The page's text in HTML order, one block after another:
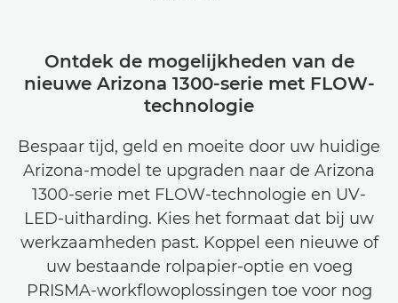
Vergelijking van modellen
Ontdek de mogelijkheden van de
nieuwe Arizona 1300-serie met FLOW-
technologie
Bespaar tijd, geld en moeite door uw huidige
Arizona-model te upgraden naar de Arizona
1300-serie met FLOW-technologie en UV-
LED-uitharding. Kies het formaat dat bij uw
werkzaamheden past. Koppel een nieuwe of
uw bestaande rolpapier-optie en voeg
PRISMA-workflowoplossingen toe voor nog